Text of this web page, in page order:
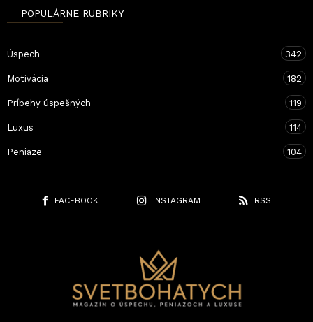
POPULÁRNE RUBRIKY
Úspech 342
Motivácia 182
Príbehy úspešných 119
Luxus 114
Peniaze 104
FACEBOOK INSTAGRAM RSS